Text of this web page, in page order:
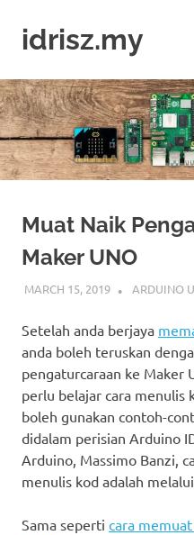
contentidrisz.my
Raspberry
Pi,
Arduino,
micro:bit
Muat Naik
Maker UNO
MARCH 15, 2019 IDRIS
ARDUINO
Setelah anda berjaya
anda boleh teruskan
pengaturcaraan ke Maker
perlu belajar cara menulis
boleh gunakan contoh-
didalam perisian Arduino
Arduino, Massimo Banzi,
menulis kod adalah
Sama seperti cara